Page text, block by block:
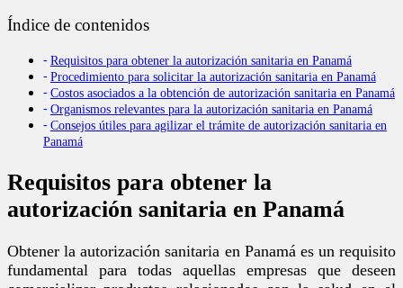
Índice de contenidos
Requisitos para obtener la autorización sanitaria en Panamá
Procedimiento para solicitar la autorización sanitaria en Panamá
Costos asociados a la obtención de autorización sanitaria en Panamá
Organismos relevantes para la autorización sanitaria en Panamá
Consejos útiles para agilizar el trámite de autorización sanitaria en
Panamá
Requisitos para obtener la
autorización sanitaria en Panamá
Obtener la autorización sanitaria en Panamá es un requisito
fundamental para todas aquellas empresas que deseen